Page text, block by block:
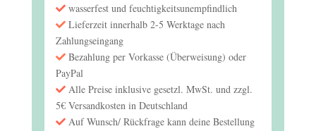
wasserfest und feuchtigkeitsunempfindlich
Lieferzeit innerhalb 2-5 Werktage nach
Zahlungseingang
Bezahlung per Vorkasse (Überweisung) oder
PayPal
Alle Preise inklusive gesetzl. MwSt. und zzgl.
5€ Versandkosten in Deutschland
Auf Wunsch/ Rückfrage kann deine Bestellung